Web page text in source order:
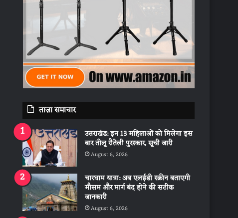
ताज़ा समाचार
उत्तराखंड: इन 13 महिलाओं को मिलेगा इस
बार तीलू रौतेली पुरस्कार, सूची जारी
August 6, 2026
चारधाम यात्रा: अब एलईडी स्क्रीन बताएगी
मौसम और मार्ग बंद होने की सटीक
जानकारी
August 6, 2026